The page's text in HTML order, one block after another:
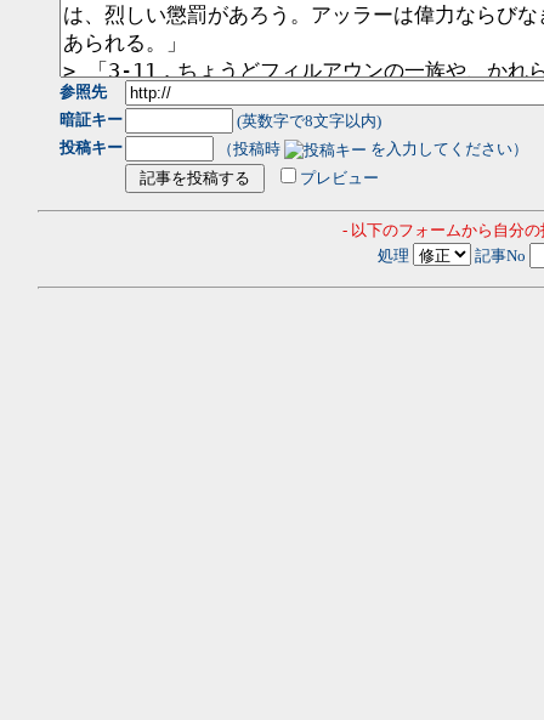
参照先
暗証キー
(英数字で8文字以内)
投稿キー
（投稿時
を入力してください）
プレビュー
- 以下のフォームから自分
処理
記事No